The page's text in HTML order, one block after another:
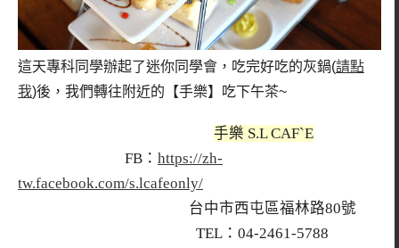
這天專科同學辦起了迷你同學會，吃完好吃的灰鍋(請點
我)後，我們轉往附近的【手樂】吃下午茶~
手樂 S.L CAF`E
FB： https://zh-
tw.facebook.com/s.lcafeonly/
台中市西屯區福林路80號
TEL：04-2461-5788